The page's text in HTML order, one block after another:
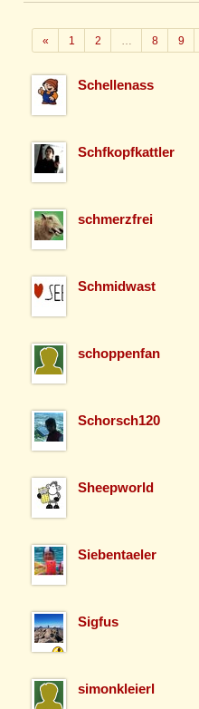
«Zurück
1 2 8 9
Schellenass
Schfkopfkattler
schmerzfrei
Schmidwast
schoppenfan
Schorsch120
Sheepworld
Siebentaeler
Sigfus
simonkleierl